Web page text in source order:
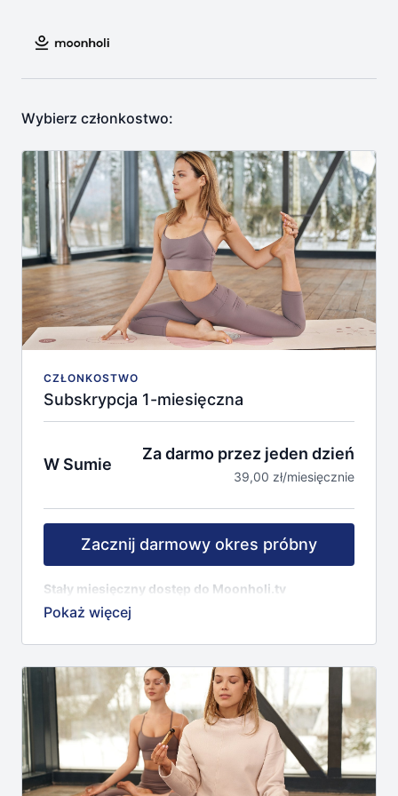
Wybierz członkostwo:
CZŁONKOSTWO
Subskrypcja 1-miesięczna
W Sumie
Za darmo przez jeden dzień
39,00 zł/miesięcznie
Zacznij darmowy okres próbny
Stały miesięczny dostęp do Moonholi.tv
70+ treningów
(regularnie dodajemy nowe)
mindfulness, joga twarzy, wellness.
23+ inspirujących, znanych i lubianych instruktorów.
Możliwość filtrowania nagrań według różnych
poziomów intensywności, trudności, języka i
nauczyciela.